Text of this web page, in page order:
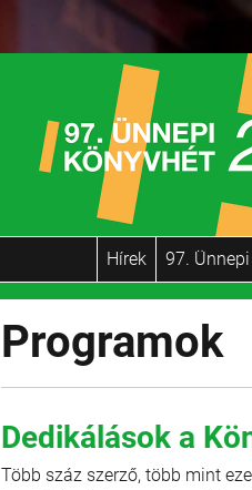
Hírek 97.
Programok
Dedikálások a
Több száz szerző, több mint